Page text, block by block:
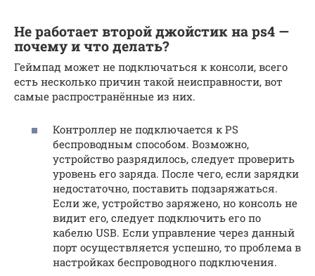
Не работает второй джойстик на ps4 —
почему и что делать?
Геймпад может не подключаться к консоли, всего
есть несколько причин такой неисправности, вот
самые распространённые из них.
Контроллер не подключается к PS
беспроводным способом. Возможно,
устройство разрядилось, следует проверить
уровень его заряда. После чего, если зарядки
недостаточно, поставить подзаряжаться.
Если же, устройство заряжено, но консоль не
видит его, следует подключить его по
кабелю USB. Если управление через данный
порт осуществляется успешно, то проблема в
настройках беспроводного подключения.